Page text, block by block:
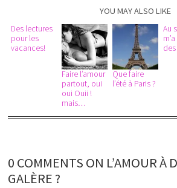
YOU MAY ALSO LIKE
Des lectures
pour les
vacances!
Faire l’amour
partout, oui
oui Ouii !
mais…
Que faire
l’été à Paris ?
Au
0 COMMENTS ON L’AMOUR À
GALÈRE ?